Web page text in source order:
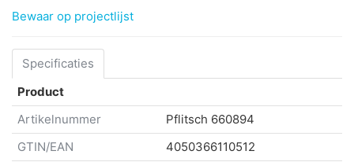
Bewaar op projectlijst
Specificaties
Product
Artikelnummer
Pflitsch 660894
GTIN/EAN
4050366110512